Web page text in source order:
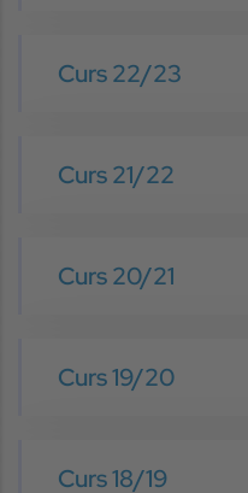
Curs 22/23
Curs 21/22
Curs 20/21
Curs 19/20
Curs 18/19